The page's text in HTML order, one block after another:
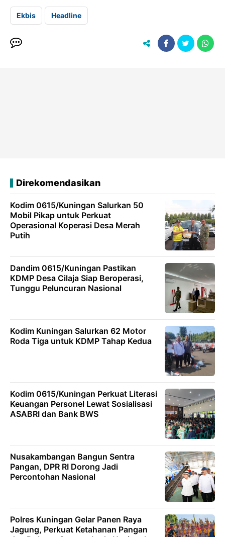
Ekbis Headline
Direkomendasikan
Kodim 0615/Kuningan Salurkan 50
Mobil Pikap untuk Perkuat
Operasional Koperasi Desa Merah
Putih
Dandim 0615/Kuningan Pastikan
KDMP Desa Cilaja Siap Beroperasi,
Tunggu Peluncuran Nasional
Kodim Kuningan Salurkan 62 Motor
Roda Tiga untuk KDMP Tahap Kedua
Kodim 0615/Kuningan Perkuat Literasi
Keuangan Personel Lewat Sosialisasi
ASABRI dan Bank BWS
Nusakambangan Bangun Sentra
Pangan, DPR RI Dorong Jadi
Percontohan Nasional
Polres Kuningan Gelar Panen Raya
Jagung, Perkuat Ketahanan Pangan